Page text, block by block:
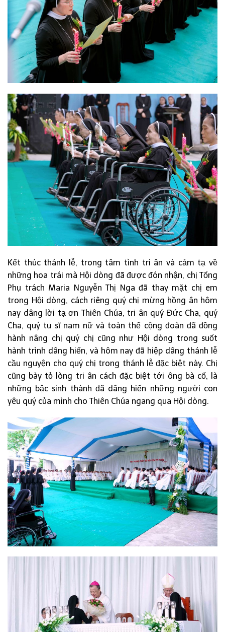
Kết thúc thánh lễ, trong tâm tình tri ân và cảm tạ về
những hoa trái mà Hội dòng đã được đón nhận, chị Tổng
Phụ trách Maria Nguyễn Thị Nga đã thay mặt chị em
trong Hội dòng, cách riêng quý chị mừng hồng ân hôm
nay dâng lời tạ ơn Thiên Chúa, tri ân quý Đức Cha, quý
Cha, quý tu sĩ nam nữ và toàn thể cộng đoàn đã đồng
hành nâng chị quý chị cũng như Hội dòng trong suốt
hành trình dâng hiến, và hôm nay đã hiệp dâng thánh lễ
cầu nguyện cho quý chị trong thánh lễ đặc biệt này. Chị
cũng bày tỏ lòng tri ân cách đặc biệt tới ông bà cố, là
những bậc sinh thành đã dâng hiến những người con
yêu quý của mình cho Thiên Chúa ngang qua Hội dòng.